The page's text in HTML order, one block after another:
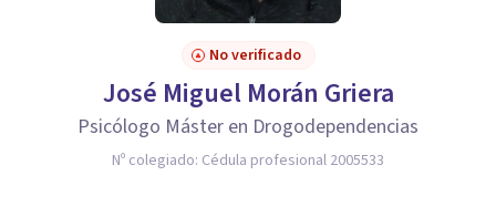
No verificado
José Miguel Morán Griera
Psicólogo Máster en Drogodependencias
Nº colegiado: Cédula profesional 2005533